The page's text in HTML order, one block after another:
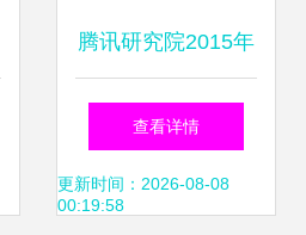
腾讯研究院2015年
互联网中国脉动地
图199it互联网数据
查看详情
更新时间：2026-08-08
00:19:58